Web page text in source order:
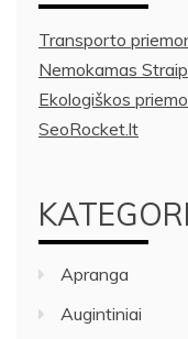
Transporto
Nemokamas
Ekologiškos
SeoRocket.lt
Apranga
Augintiniai